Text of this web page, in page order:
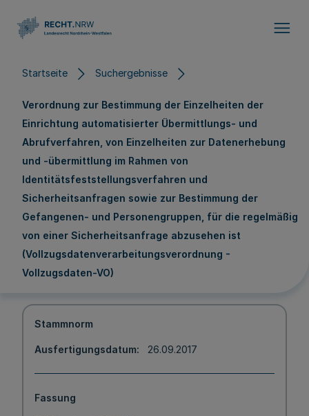
Startseite Suchergebnisse
Verordnung zur Bestimmung der Einzelheiten der
Einrichtung automatisierter Übermittlungs- und
Abrufverfahren, von Einzelheiten zur Datenerhebung
und -übermittlung im Rahmen von
Identitätsfeststellungsverfahren und
Sicherheitsanfragen sowie zur Bestimmung der
Gefangenen- und Personengruppen, für die regelmäßig
von einer Sicherheitsanfrage abzusehen ist
(Vollzugsdatenverarbeitungsverordnung -
Vollzugsdaten-VO)
Stammnorm
Ausfertigungsdatum 26.09.2017
Fassung